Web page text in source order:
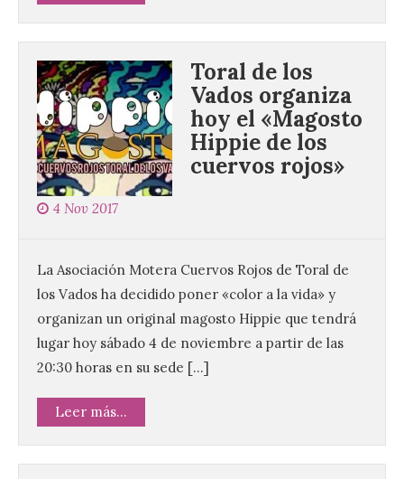
Toral de los
Vados organiza
hoy el «Magosto
Hippie de los
cuervos rojos»
4 Nov 2017
La Asociación Motera Cuervos Rojos de Toral de
los Vados ha decidido poner «color a la vida» y
organizan un original magosto Hippie que tendrá
lugar hoy sábado 4 de noviembre a partir de las
20:30 horas en su sede […]
Leer más...